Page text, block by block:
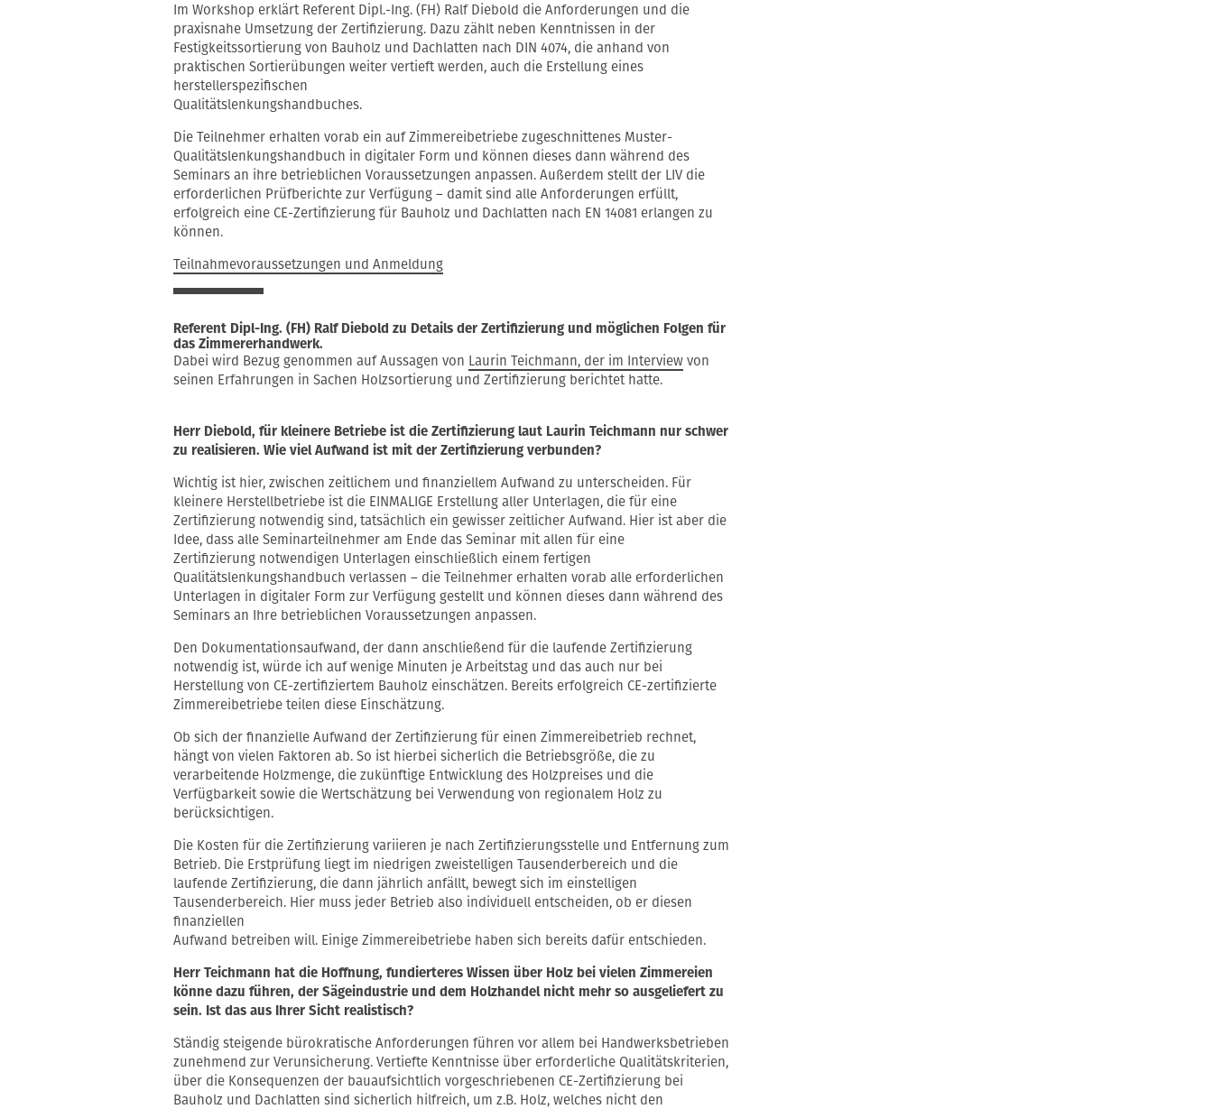
Im Workshop erklärt Referent Dipl.-Ing. (FH) Ralf Diebold die Anforderungen und die
praxisnahe Umsetzung der Zertifizierung. Dazu zählt neben Kenntnissen in der
Festigkeitssortierung von Bauholz und Dachlatten nach DIN 4074, die anhand von
praktischen Sortierübungen weiter vertieft werden, auch die Erstellung eines
herstellerspezifischen
Qualitätslenkungshandbuches.
Die Teilnehmer erhalten vorab ein auf Zimmereibetriebe zugeschnittenes Muster-
Qualitätslenkungshandbuch in digitaler Form und können dieses dann während des
Seminars an ihre betrieblichen Voraussetzungen anpassen. Außerdem stellt der LIV die
erforderlichen Prüfberichte zur Verfügung – damit sind alle Anforderungen erfüllt,
erfolgreich eine CE-Zertifizierung für Bauholz und Dachlatten nach EN 14081 erlangen zu
können.
Teilnahmevoraussetzungen und Anmeldung
Referent Dipl-Ing. (FH) Ralf Diebold zu Details der Zertifizierung und möglichen Folgen für
das Zimmererhandwerk.
Dabei wird Bezug genommen auf Aussagen von Laurin Teichmann, der im Interviewvon
seinen Erfahrungen in Sachen Holzsortierung und Zertifizierung berichtet hatte.
Herr Diebold, für kleinere Betriebe ist die Zertifizierung laut Laurin Teichmann nur schwer
zu realisieren. Wie viel Aufwand ist mit der Zertifizierung verbunden?
Wichtig ist hier, zwischen zeitlichem und finanziellem Aufwand zu unterscheiden. Für
kleinere Herstellbetriebe ist die EINMALIGE Erstellung aller Unterlagen, die für eine
Zertifizierung notwendig sind, tatsächlich ein gewisser zeitlicher Aufwand. Hier ist aber die
Idee, dass alle Seminarteilnehmer am Ende das Seminar mit allen für eine
Zertifizierung notwendigen Unterlagen einschließlich einem fertigen
Qualitätslenkungshandbuch verlassen – die Teilnehmer erhalten vorab alle erforderlichen
Unterlagen in digitaler Form zur Verfügung gestellt und können dieses dann während des
Seminars an Ihre betrieblichen Voraussetzungen anpassen.
Den Dokumentationsaufwand, der dann anschließend für die laufende Zertifizierung
notwendig ist, würde ich auf wenige Minuten je Arbeitstag und das auch nur bei
Herstellung von CE-zertifiziertem Bauholz einschätzen. Bereits erfolgreich CE-zertifizierte
Zimmereibetriebe teilen diese Einschätzung.
Ob sich der finanzielle Aufwand der Zertifizierung für einen Zimmereibetrieb rechnet,
hängt von vielen Faktoren ab. So ist hierbei sicherlich die Betriebsgröße, die zu
verarbeitende Holzmenge, die zukünftige Entwicklung des Holzpreises und die
Verfügbarkeit sowie die Wertschätzung bei Verwendung von regionalem Holz zu
berücksichtigen.
Die Kosten für die Zertifizierung variieren je nach Zertifizierungsstelle und Entfernung zum
Betrieb. Die Erstprüfung liegt im niedrigen zweistelligen Tausenderbereich und die
laufende Zertifizierung, die dann jährlich anfällt, bewegt sich im einstelligen
Tausenderbereich. Hier muss jeder Betrieb also individuell entscheiden, ob er diesen
finanziellen
Aufwand betreiben will. Einige Zimmereibetriebe haben sich bereits dafür entschieden.
Herr Teichmann hat die Hoffnung, fundierteres Wissen über Holz bei vielen Zimmereien
könne dazu führen, der Sägeindustrie und dem Holzhandel nicht mehr so ausgeliefert zu
sein. Ist das aus Ihrer Sicht realistisch?
Ständig steigende bürokratische Anforderungen führen vor allem bei Handwerksbetrieben
zunehmend zur Verunsicherung. Vertiefte Kenntnisse über erforderliche Qualitätskriterien,
über die Konsequenzen der bauaufsichtlich vorgeschriebenen CE-Zertifizierung bei
Bauholz und Dachlatten sind sicherlich hilfreich, um z.B. Holz, welches nicht den